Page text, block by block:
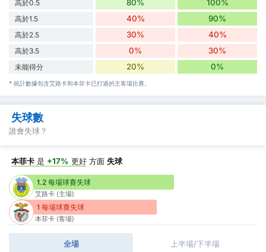
高於0.5 80% 100%
高於1.5 40% 90%
高於2.5 30% 40%
高於3.5 0% 30%
未能得分 20% 0%
* 統計數據包含艾路卡和本菲卡已打過的主客場比賽。
失球數
誰會失球？
本菲卡 是 +17% 更好 方面 失球
1.2 每場球賽失球
艾路卡 (主場)
1 每場球賽失球
本菲卡 (客場)
全場 上半場/下半場